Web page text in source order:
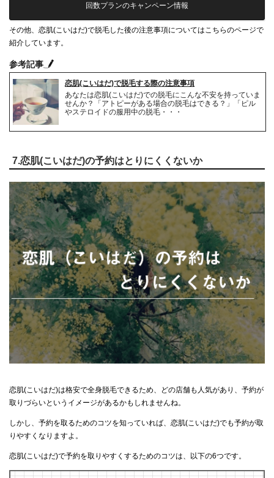
回数プランのキャンペーン情報
その他、恋肌(こいはだ)で脱毛した後の注意事項についてはこちらのページで
紹介しています。
参考記事
恋肌(こいはだ)で脱毛する際の注意事項
あなたは恋肌(こいはだ)での脱毛にこんな不安を持っていま
せんか？「アトピーがある場合の脱毛はできる？」「ピル
やステロイドの服用中の脱毛・・・
7.恋肌(こいはだ)の予約はとりにくくないか
恋肌(こいはだ)は格安で全身脱毛できるため、どの店舗も人気があり、予約が
取りづらいというイメージがあるかもしれませんね。
しかし、予約を取るためのコツを知っていれば、恋肌(こいはだ)でも予約が取
りやすくなりますよ。
恋肌(こいはだ)で予約を取りやすくするためのコツは、以下の6つです。